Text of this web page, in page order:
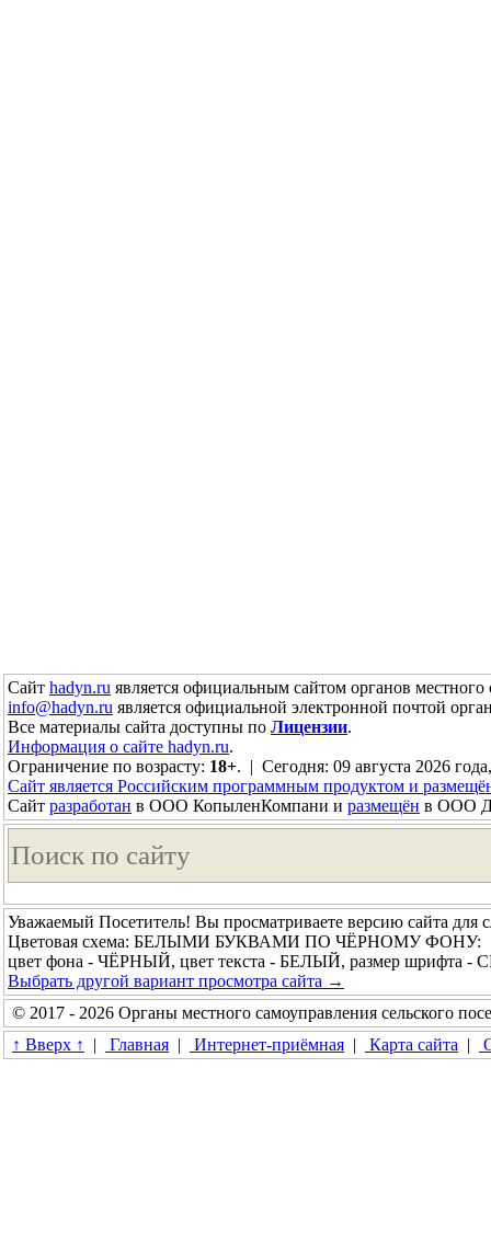
Сайт hadyn.ru является официальным сайтом органов
info@hadyn.ru является официальной электронной почтой
Все материалы сайта доступны по Лицензии.
Информация о сайте hadyn.ru.
Ограничение по возрасту: 18+. | Сегодня: 09 августа 2026
Сайт является Российским программным продуктом и
Сайт разработан в ООО КопыленКомпани и размещён в ООО
Уважаемый Посетитель! Вы просматриваете версию сайта для
Цветовая схема: БЕЛЫМИ БУКВАМИ ПО ЧЁРНОМУ ФОНУ:
цвет фона - ЧЁРНЫЙ, цвет текста - БЕЛЫЙ, размер шрифта
Выбрать другой вариант просмотра сайта →
© 2017 - 2026 Органы местного самоуправления сельского
↑ Вверх ↑
| Главная | Интернет-приёмная | Карта сайта |